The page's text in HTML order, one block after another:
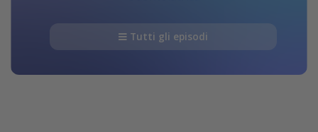
Tutti gli episodi